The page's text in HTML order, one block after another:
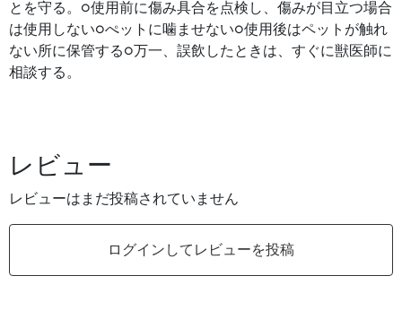
とを守る。○使用前に傷み具合を点検し、傷みが目立つ場合
は使用しない○ぺットに噛ませない○使用後はペットが触れ
ない所に保管する○万一、誤飲したときは、すぐに獣医師に
相談する。
レビュー
レビューはまだ投稿されていません
ログインしてレビューを投稿